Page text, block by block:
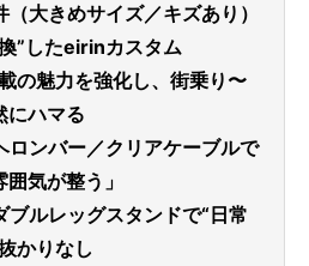
大きめサイズ／キズあり）
”したeirinカスタム
の魅力を強化し、街乗り〜
にハマる
ロンバー／クリアケーブルで
囲気が整う」
ブルレッグスタンドで“日常
かりなし